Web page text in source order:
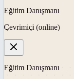
Eğitim Danışmanı
Çevrimiçi (online)
Eğitim Danışmanı